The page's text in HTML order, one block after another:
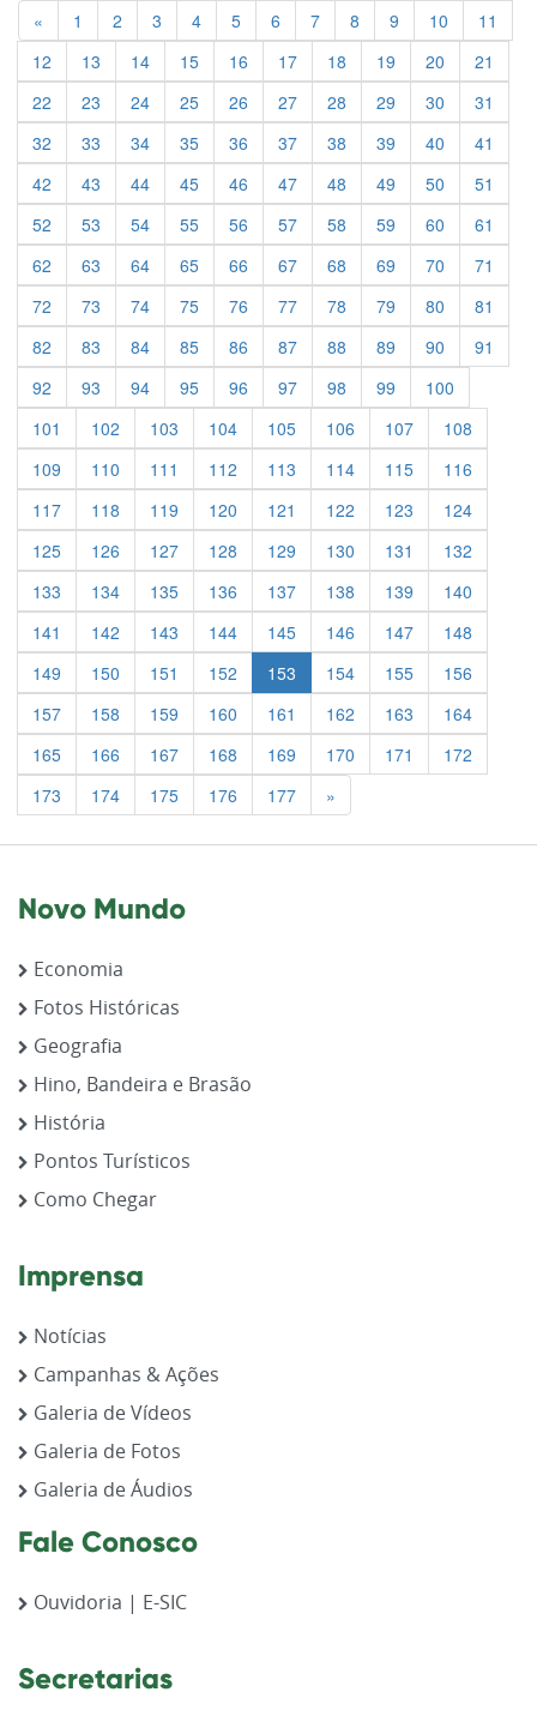
« Previous
1 2 3 4 5 6 7 8 9 10
11
12
13 14 15 16 17 18 19 20
21
22
23 24 25 26 27 28 29 30
31
32
33 34 35 36 37 38 39 40
41
42
43 44 45 46 47 48 49 50
51
52
53 54 55 56 57 58 59 60
61
62
63 64 65 66 67 68 69 70
71
72
73 74 75 76 77 78 79 80
81
82
83 84 85 86 87 88 89 90
91
92
93 94 95 96 97 98 99
100
101
102 103 104 105 106 107
108
109
110 111 112 113 114 115
116
117
118 119 120 121 122 123
124
125
126 127 128 129 130 131
132
133
134 135 136 137 138 139
140
141
142 143 144 145 146 147
148
149
150 151 152 153 154 155
156
157
158 159 160 161 162 163
164
165
166 167 168 169 170 171
172
173
174 175 176 177 »
Novo Mundo
Economia
Fotos Históricas
Geografia
Hino, Bandeira e Brasão
História
Pontos Turísticos
Como Chegar
Imprensa
Notícias
Campanhas & Ações
Galeria de Vídeos
Galeria de Fotos
Galeria de Áudios
Fale Conosco
Ouvidoria | E-SIC
Secretarias